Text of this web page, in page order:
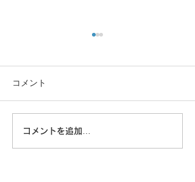
8/6 広島に原爆が落とされ
た日
コメント
コメントを追加…